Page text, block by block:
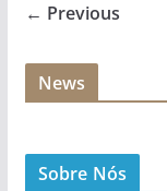
← Previous
News
Sobre Nós